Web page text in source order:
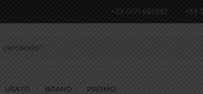
+39 0171 692992 +39
USATO BRAND PROMO